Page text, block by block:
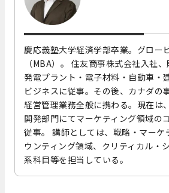
慶応義塾大学経済学部卒業。グロー
（MBA）。 住友商事株式会社入社
発電プラント・電子材料・自動車・
ビジネスに従事。その後、カナダの
経営管理業務全般に携わる。現在は
開発部門にてマーケティング領域の
従事。 講師としては、戦略・マーケ
ウンティング領域、クリティカル・
系科目等を担当している。